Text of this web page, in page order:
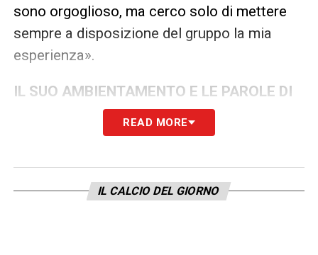
sono orgoglioso, ma cerco solo di mettere
sempre a disposizione del gruppo la mia
esperienza».
IL SUO AMBIENTAMENTO E LE PAROLE DI
– «Qui c’è un bel gruppo, mi sono
inserito bene, in campo e fuori. Ringrazio il
offensivi possano fare bene. Un mix di
esperienza e gioventù che secondo me ha
READ MORE
IL CALCIO DEL GIORNO